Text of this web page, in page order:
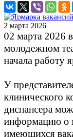
2 марта 2026
02 марта 2026
молодежном
начала работу
У
клинического
диспансера
информацию о
имеющихся